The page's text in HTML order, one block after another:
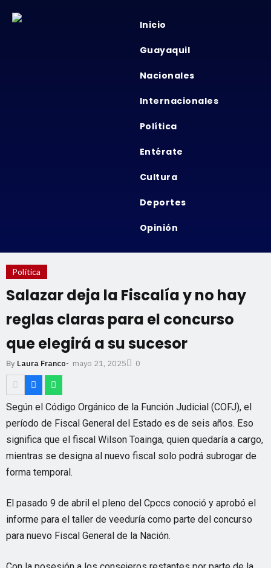
Inicio
Guayaquil
Nacionales
Internacionales
Política
Entérate
Cultura
Deportes
Opinión
Política
Salazar deja la Fiscalía y no hay
reglas claras para el concurso
que elegirá a su sucesor
By Laura Franco- mayo 21, 2025 0
Según el Código Orgánico de la Función Judicial (COFJ), el
período de Fiscal General del Estado es de seis años. Eso
significa que el fiscal Wilson Toainga, quien quedaría a cargo,
mientras se designa al nuevo fiscal solo podrá subrogar de
forma temporal.
El pasado 9 de abril el pleno del Cpccs conoció y aprobó el
informe para el taller de veeduría como parte del concurso
para nuevo Fiscal General de la Nación.